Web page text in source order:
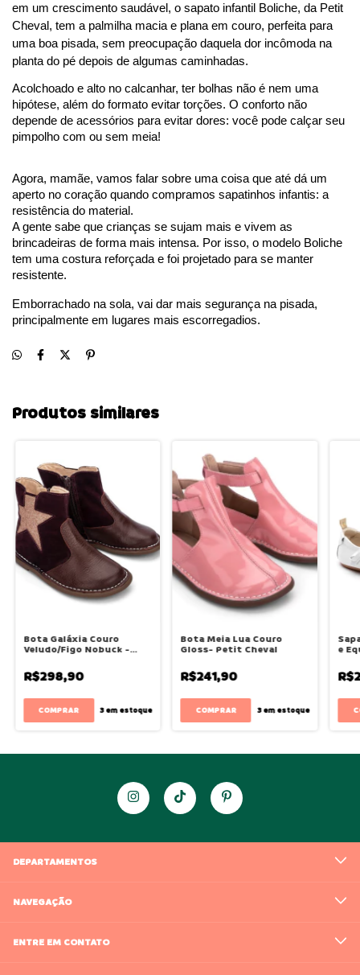
em um crescimento saudável, o sapato infantil Boliche, da Petit
Cheval, tem a palmilha macia e plana em couro, perfeita para
uma boa pisada, sem preocupação daquela dor incômoda na
planta do pé depois de algumas caminhadas.
Acolchoado e alto no calcanhar, ter bolhas não é nem uma
hipótese, além do formato evitar torções. O conforto não
depende de acessórios para evitar dores: você pode calçar seu
pimpolho com ou sem meia!
Agora, mamãe, vamos falar sobre uma coisa que até dá um
aperto no coração quando compramos sapatinhos infantis: a
resistência do material.
A gente sabe que crianças se sujam mais e vivem as
brincadeiras de forma mais intensa. Por isso, o modelo Boliche
tem uma costura reforçada e foi projetado para se manter
resistente.
Emborrachado na sola, vai dar mais segurança na pisada,
principalmente em lugares mais escorregadios.
Produtos similares
Bota Galáxia Couro
Veludo/Figo Nobuck -
R$298,90
COMPRAR 3em estoque
Bota Meia Lua Couro
Gloss- Petit Cheval
R$241,90
COMPRAR 3em estoque
e
DEPARTAMENTOS
NAVEGAÇÃO
ENTRE EM CONTATO